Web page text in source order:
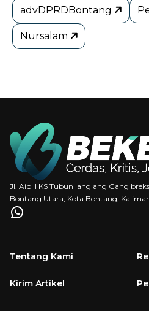
advDPRDBontang
Nursalam
Jl. Aip II KS Tubun langlang Gang
Bontang Utara, Kota Bontang,
Tentang Kami
Kirim Artikel